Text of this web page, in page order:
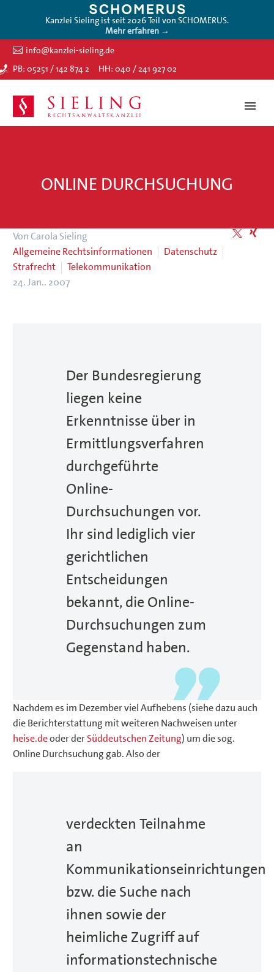
Kanzlei Sieling ist seit 2026 Teil von SCHOMERUS.
Mehr erfahren →
info@kanzlei-sieling.de
PB: 05251 / 142 874 2
HH: 040 / 241 927 02
ONLINE DURCHSUCHUNG
Von Carola Sieling
Allgemeine Rechtsinformationen
Datenschutz
Strafrecht
Telekommunikation
24. Jan.. 2007
Der Bundesregierung
liegen keine
Erkenntnisse über in
Ermittlungsverfahren
durchgeführte
Online-
Durchsuchungen vor.
Ihr sind lediglich vier
gerichtlichen
Entscheidungen
bekannt, die Online-
Durchsuchungen zum
Gegenstand haben.
Nachdem es im Dezember viel Aufhebens (siehe dazu auch
die Berichterstattung mit weiteren Nachweisen unter
heise.deoder derSüddeutschen Zeitung) um die sog.
Online Durchsuchung gab. Also der
verdeckten Teilnahme
an
Kommunikationseinrichtungen
bzw. die Suche nach
ihnen sowie der
heimliche Zugriff auf
informationstechnische